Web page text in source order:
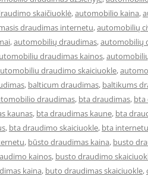
skaičiuoklė,automobilio kaina,
draudimas internetu,automobilių
,automobilių draudimas,automobilių
draudimas kainos,
draudimo skaiciuokle,
, balticum draudimas, baltikums
draudimas, bta draudimas, bta
kaunas, bta draudimas kaune, bta
, bta draudimo skaiciuokle, bta internetu
, būsto draudimas kaina, busto
kainos, busto draudimo
kaina, buto draudimas skaiciuokle,